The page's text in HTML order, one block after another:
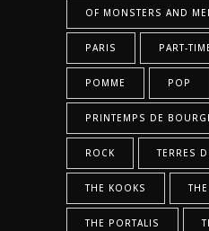
OF MONSTERS AND
PARIS PART-
POMME POP
PRINTEMPS DE
ROCK TERRES
THE KOOKS
THE PORTALIS